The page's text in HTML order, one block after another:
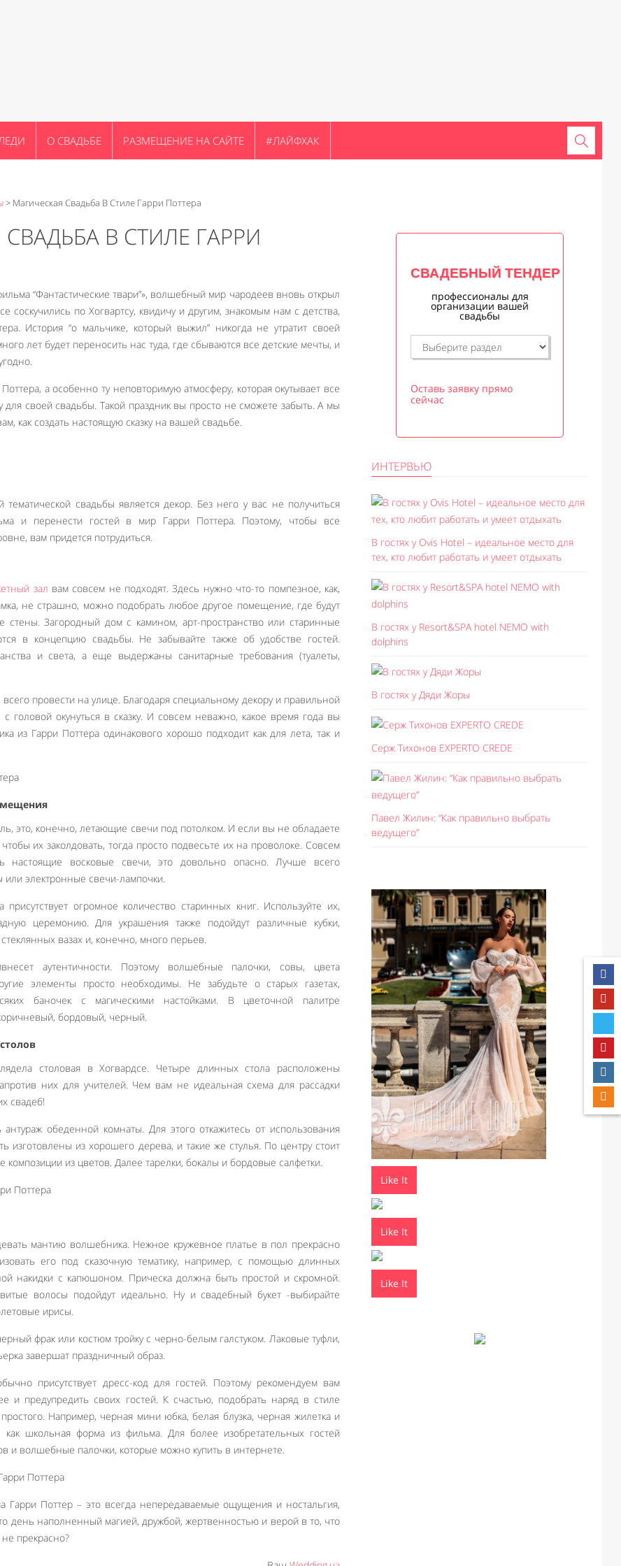
О СВАДЬБЕ РАЗМЕЩЕНИЕ НА САЙТЕ #ЛАЙФХАК
> Магическая Свадьба В Стиле Гарри Поттера
В СТИЛЕ ГАРРИ
“Фантастические твари”», волшебный мир чародеев вновь открыл
соскучились по Хогвартсу, квидичу и другим, знакомым нам с детства,
История “о мальчике, который выжил” никогда не утратит своей
лет будет переносить нас туда, где сбываются все детские мечты, и
а особенно ту неповторимую атмосферу, которая окутывает все
для своей свадьбы. Такой праздник вы просто не сможете забыть. А мы
как создать настоящую сказку на вашей свадьбе.
свадьбы является декор. Без него у вас не получиться
и перенести гостей в мир Гарри Поттера. Поэтому, чтобы все
вам придется потрудиться.
зал вам совсем не подходят. Здесь нужно что-то помпезное, как,
не страшно, можно подобрать любое другое помещение, где будут
стены. Загородный дом с камином, арт-пространство или старинные
в концепцию свадьбы. Не забывайте также об удобстве гостей.
и света, а еще выдержаны санитарные требования (туалеты,
провести на улице. Благодаря специальному декору и правильной
с головой окунуться в сказку. И совсем неважно, какое время года вы
из Гарри Поттера одинакового хорошо подходит как для лета, так и
это, конечно, летающие свечи под потолком. И если вы не обладаете
их заколдовать, тогда просто подвесьте их на проволоке. Совсем
настоящие восковые свечи, это довольно опасно. Лучше всего
или электронные свечи-лампочки.
огромное количество старинных книг. Используйте их,
церемонию. Для украшения также подойдут различные кубки,
вазах и, конечно, много перьев.
аутентичности. Поэтому волшебные палочки, совы, цвета
элементы просто необходимы. Не забудьте о старых газетах,
баночек с магическими настойками. В цветочной палитре
бордовый, черный.
столовая в Хогвардсе. Четыре длинных стола расположены
них для учителей. Чем вам не идеальная схема для рассадки
свадеб!
обеденной комнаты. Для этого откажитесь от использования
изготовлены из хорошего дерева, и такие же стулья. По центру стоит
композиции из цветов. Далее тарелки, бокалы и бордовые салфетки.
мантию волшебника. Нежное кружевное платье в пол прекрасно
его под сказочную тематику, например, с помощью длинных
накидки с капюшоном. Прическа должна быть простой и скромной.
волосы подойдут идеально. Ну и свадебный букет -выбирайте
ирисы.
фрак или костюм тройку с черно-белым галстуком. Лаковые туфли,
завершат праздничный образ.
присутствует дресс-код для гостей. Поэтому рекомендуем вам
и предупредить своих гостей. К счастью, подобрать наряд в стиле
Например, черная мини юбка, белая блузка, черная жилетка и
как школьная форма из фильма. Для более изобретательных гостей
и волшебные палочки, которые можно купить в интернете.
Гарри Поттер – это всегда непередаваемые ощущения и ностальгия,
день наполненный магией, дружбой, жертвенностью и верой в то, что
прекрасно?
СВАДЕБНЫЙ ТЕНДЕР
профессионалы для
организации вашей
свадьбы
Оставь заявку прямо
сейчас
ИНТЕРВЬЮ
В гостях у Ovis Hotel – идеальное место для
тех, кто любит работать и умеет отдыхать
В гостях у Resort&SPA hotel NEMO with
dolphins
В гостях у Дяди Жоры
Серж Тихонов EXPERTO CREDE
Павел Жилин: “Как правильно выбрать
ведущего”
Like It
Like It
Like It